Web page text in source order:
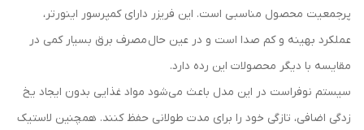
پرجمعیت محصول مناسبی است. این فریزر دارای کمپرسور اینورتر،
عملکرد بهینه و کم‌ صدا است و در عین حال مصرف برق بسیار کمی در
مقایسه با دیگر محصولات این رده دارد.
سیستم نوفراست در این مدل باعث می‌شود مواد غذایی بدون ایجاد یخ‌
زدگی اضافی، تازگی خود را برای مدت طولانی حفظ کنند. همچنین لاستیک